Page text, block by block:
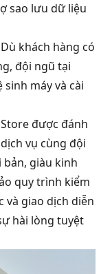
sao lưu dữ liệu
Dù khách hàng có
đội ngũ tại
sinh máy và cài
được đánh
vụ cùng đội
giàu kinh
quy trình kiểm
và giao dịch diễn
hài lòng tuyệt